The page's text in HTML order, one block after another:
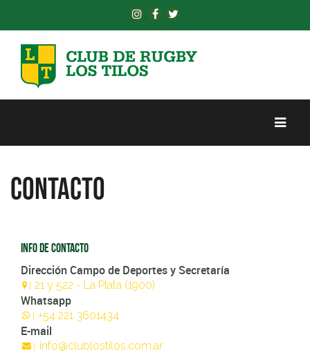
Contacto
Info de contacto
Dirección Campo de Deportes y Secretaría
| 21 y 522 - La Plata (1900)
Whatsapp
| +54 221 3601434
E-mail
| info@clublostilos.com.ar